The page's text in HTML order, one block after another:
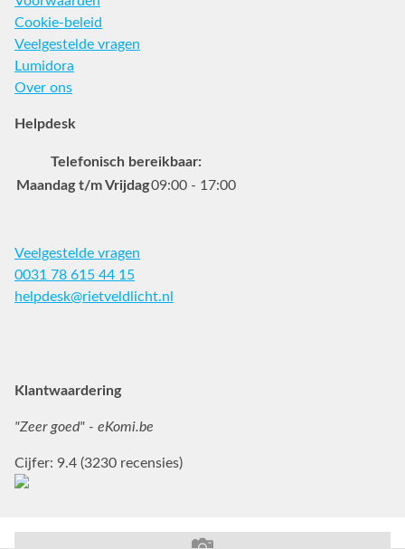
Cookie-beleid
Veelgestelde vragen
Lumidora
Over ons
Helpdesk
Telefonisch bereikbaar:
Maandag t/m Vrijdag09:00 - 17:00
Veelgestelde vragen
0031 78 615 44 15
helpdesk@rietveldlicht.nl
Klantwaardering
"Zeer goed" - eKomi.be
Cijfer: 9.4 (3230 recensies)